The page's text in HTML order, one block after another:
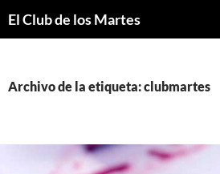
El Club de los Martes
Archivo de la etiqueta: clubmartes